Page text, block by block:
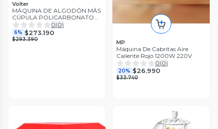
Volter
MÁQUINA DE ALGODÓN MÁS
CÚPULA POLICARBONATO
VOLTER
0(0)
6% $273.190
$293.390 MP
Máquina De Cabritas Aire
Caliente Rojo 1200W 220V
0(0)
20% $26.990
$33.740